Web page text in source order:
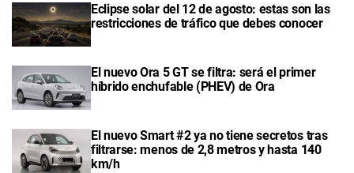
Eclipse solar del 12 de agosto: estas son las
restricciones de tráfico que debes conocer
El nuevo Ora 5 GT se filtra: será el primer
híbrido enchufable (PHEV) de Ora
El nuevo Smart #2 ya no tiene secretos tras
filtrarse: menos de 2,8 metros y hasta 140
km/h